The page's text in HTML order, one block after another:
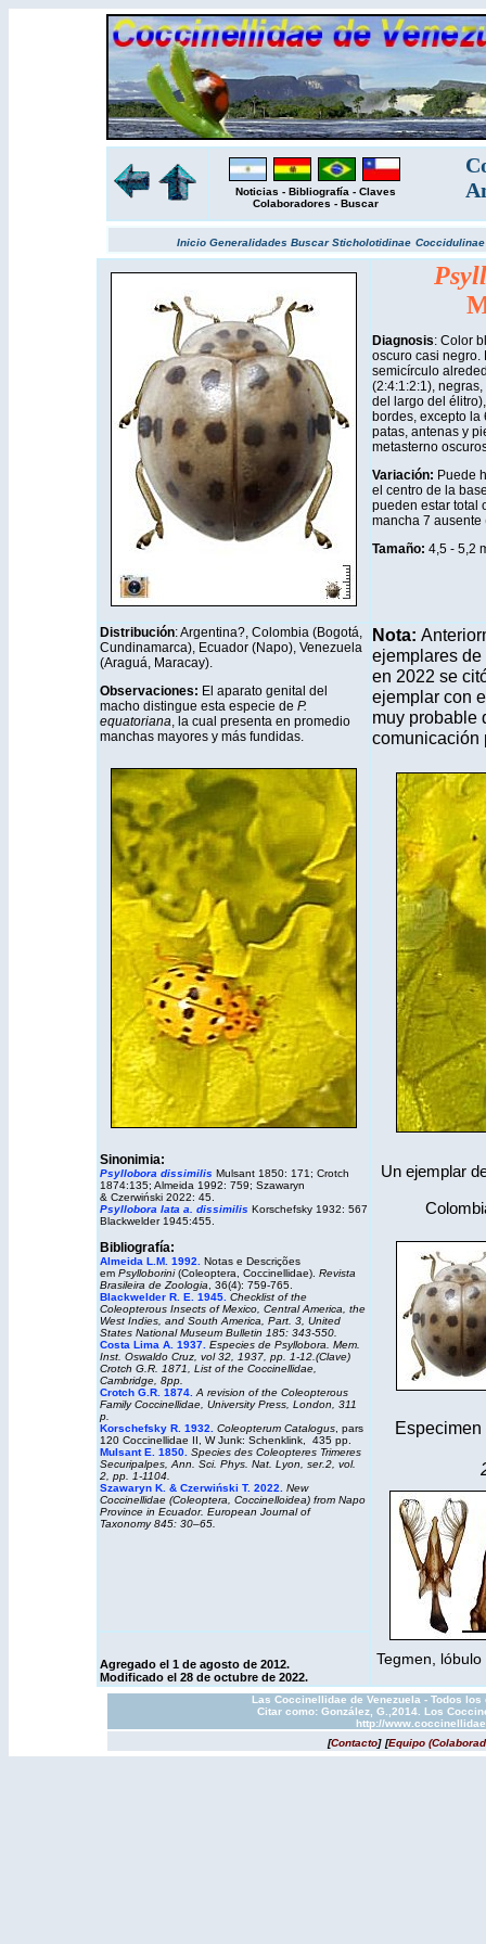
Noticias - Bibliografía - Claves
Colaboradores - Buscar
Inicio Generalidades BuscarSticholotidinae
Diagnosis: Color
oscuro casi negro.
semicírculo
(2:4:1:2:1),
del largo del
bordes, excepto la
patas, antenas y
metasterno
Variación: Puede
el centro de la
pueden estar total
mancha 7 ausente
Tamaño: 4,5 - 5,2
Distribución: Argentina?, Colombia (Bogotá,
Cundinamarca), Ecuador (Napo), Venezuela
(Araguá, Maracay).
Observaciones: El aparato genital del
macho distingue esta especie de P.
equatoriana, la cual presenta en promedio
manchas mayores y más fundidas.
Sinonimia:
Psyllobora dissimilis Mulsant 1850: 171; Crotch
1874:135; Almeida 1992: 759; Szawaryn
& Czerwiński 2022: 45.
Psyllobora lata a. dissimilis Korschefsky 1932: 567
Blackwelder 1945:455.
Bibliografía:
Almeida L.M. 1992. Notas e Descrições
em Psylloborini(Coleoptera, Coccinellidae). Revista
Brasileira de Zoologia , 36(4): 759-765.
Blackwelder R. E. 1945. Checklist of the
Coleopterous Insects of Mexico, Central America, the
West Indies, and South America, Part. 3, United
States National Museum Bulletin 185: 343-550.
Costa Lima A. 1937. Especies de Psyllobora. Mem.
Inst. Oswaldo Cruz, vol 32, 1937, pp. 1-12.(Clave)
Crotch G.R. 1871, List of the Coccinellidae,
Cambridge, 8pp.
Crotch G.R. 1874. A revision of the Coleopterous
Family Coccinellidae, University Press, London, 311
p.
Korschefsky R. 1932.
Coleopterum Catalogus, pars
120 Coccinellidae II, W Junk: Schenklink, 435 pp.
Mulsant E. 1850. Species des Coleopteres Trimeres
Securipalpes, Ann. Sci. Phys. Nat. Lyon, ser.2, vol.
2, pp. 1-1104.
Szawaryn K. & Czerwiński T. 2022.
New
Coccinellidae (Coleoptera, Coccinelloidea) from Napo
Province in Ecuador. European Journal of
Taxonomy 845: 30–65.
Nota:
ejemplares
en 2022 se
ejemplar con
muy probable
comunicación
Un ejemplar
Tegmen,
Agregado el 1 de agosto de 2012.
Modificado el 28 de octubre de 2022.
Las Coccinellidae de Venezuela - Todos
Citar como: González, G.,2014. Los
http://
[Contacto] [Equipo